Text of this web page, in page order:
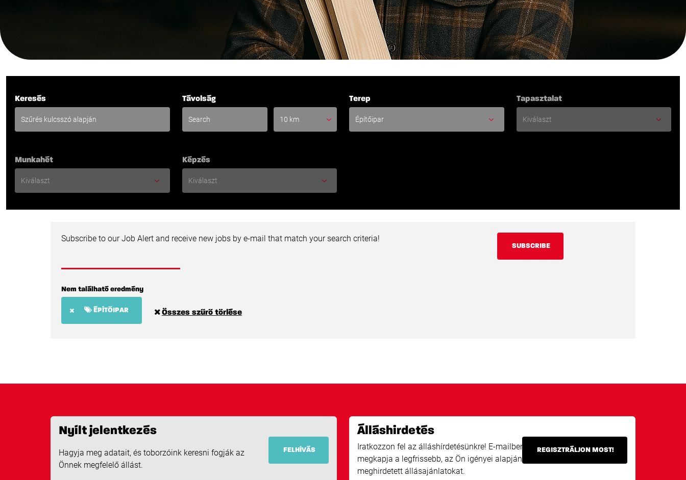
Keresés Távolság
10 km
Terep Tapasztalat
Munkahét Képzés
Subscribe to our Job Alert and receive new jobs by e-mail that match your search criteria!
SUBSCRIBE
Nem található eredmény
ÉPÍTŐIPAR Összes szűrő törlése
Nyílt jelentkezés
Hagyja meg adatait, és toborzóink keresni fogják az
Önnek megfelelő állást.
FELHÍVÁS
Álláshirdetés
Iratkozzon fel az álláshírdetésünkre! E-mailben
megkapja a legfrissebb, az Ön igényei alapján
meghirdetett állásajánlatokat.
REGISZTRÁLJON MOST!